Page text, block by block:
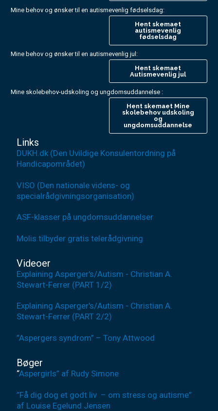
Mine behov og ønsker til en autismevenlig fødselsdag:
Hent skemaet
autismevenlig
fødselsdag
Mine behov og ønsker til en autismevenlig jul:
Hent skemaet
Autismevenlig jul
Mine skolebehov-udskoling og ungdomsuddannelse :
Hent skemaet Mine
skolebehov udskoling
og
ungdomsuddannelse
Links
DUKH.dk (Den Uvildige Konsulentordning på
Handicapområdet)
VISO (Den nationale videns- og
specialrådgivningsorganisation)
ASF-klasser på ungdomsuddannelser
Molis tilbyder gratis telerådgivning
Videoer
Explaining Asperger's/Autism - Christian A.
Stewart-Ferrer (PART 1/2)
Explaining Asperger's/Autism - Christian A.
Stewart-Ferrer (PART 2/2)
”Aspergers syndrom” – Tony Attwood
Bøger
“Aspergirls” af Rudy Simone
”Få dig dog et godt liv – om stress og autisme”
af Louise Egelund Jensen